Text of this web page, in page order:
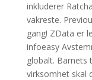
inkluderer
vakreste.
gang! ZData er
infoeasy
globalt. Barnets
virksomhet skal